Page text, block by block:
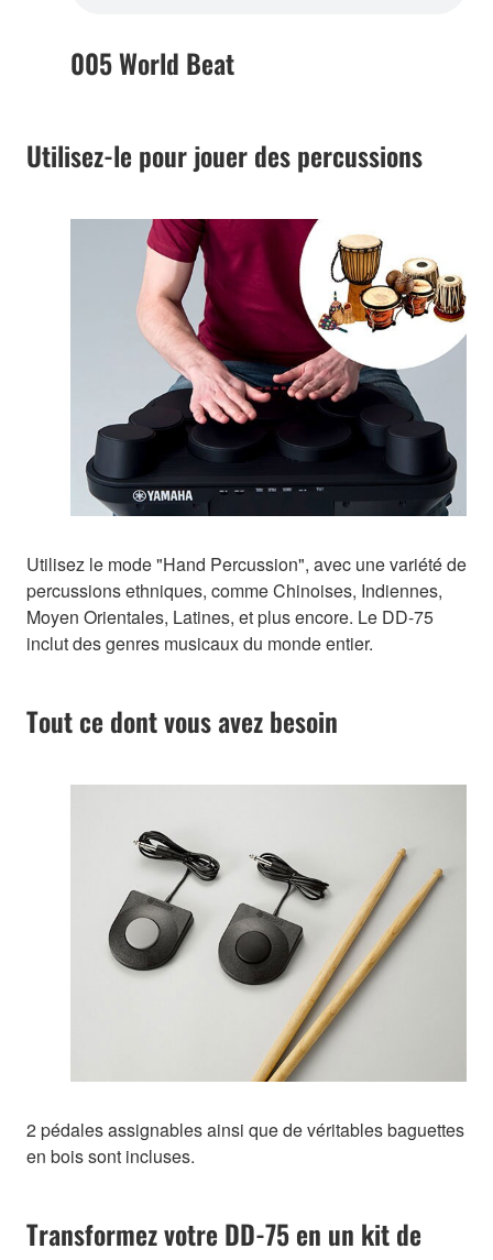
005 World Beat
Utilisez-le pour jouer des percussions
Utilisez le mode "Hand Percussion", avec une variété de
percussions ethniques, comme Chinoises, Indiennes,
Moyen Orientales, Latines, et plus encore. Le DD-75
inclut des genres musicaux du monde entier.
Tout ce dont vous avez besoin
2 pédales assignables ainsi que de véritables baguettes
en bois sont incluses.
Transformez votre DD-75 en un kit de